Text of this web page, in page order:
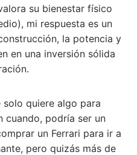
su bienestar físico
mi respuesta es un
la potencia y
en una inversión sólida
solo quiere algo para
cuando, podría ser un
un Ferrari para ir a
pero quizás más de